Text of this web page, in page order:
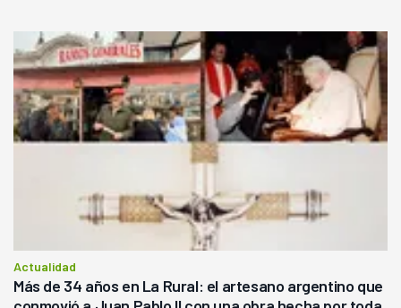
Actualidad
Más de 34 años en La Rural: el artesano argentino que